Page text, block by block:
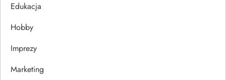
a
w
Edukacja
Hobby
Imprezy
Marketing